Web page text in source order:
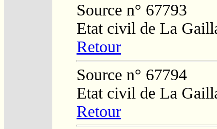
Source n° 67793
Etat civil de La
Retour
Source n° 67794
Etat civil de La
Retour